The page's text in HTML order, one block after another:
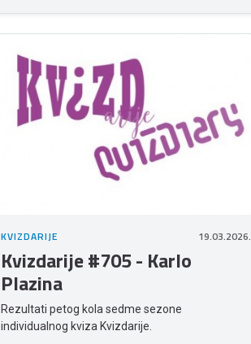
KVIZDARIJE 19.03.2026.
Kvizdarije #705 - Karlo
Plazina
Rezultati petog kola sedme sezone
individualnog kviza Kvizdarije.